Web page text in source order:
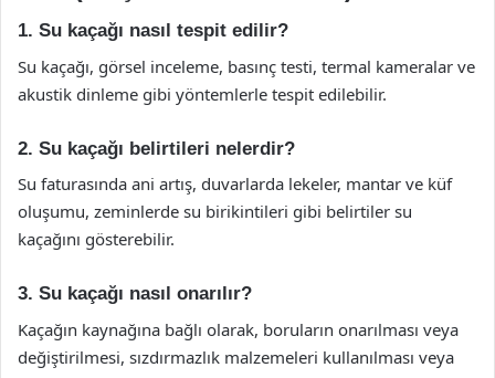
1. Su kaçağı nasıl tespit edilir?
Su kaçağı, görsel inceleme, basınç testi, termal kameralar ve
akustik dinleme gibi yöntemlerle tespit edilebilir.
2. Su kaçağı belirtileri nelerdir?
Su faturasında ani artış, duvarlarda lekeler, mantar ve küf
oluşumu, zeminlerde su birikintileri gibi belirtiler su
kaçağını gösterebilir.
3. Su kaçağı nasıl onarılır?
Kaçağın kaynağına bağlı olarak, boruların onarılması veya
değiştirilmesi, sızdırmazlık malzemeleri kullanılması veya